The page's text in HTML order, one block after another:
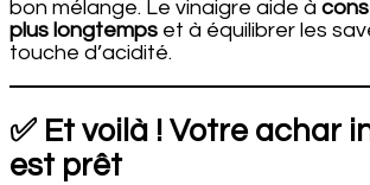
bon mélange. Le vinaigre aide à
plus longtemps et à équilibrer les
touche d’acidité.
✅ Et voilà ! Votre achar
est prêt